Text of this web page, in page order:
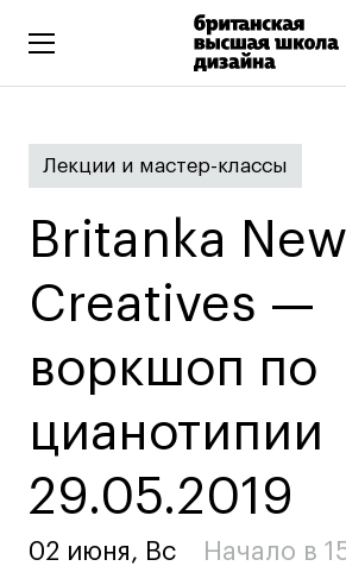
Искусство и дизайн
Бизнес и маркетинг
Все программы
Дополнительное образование
Иллюстрация
Современное искусство
Мода и стиль
Ювелирный дизайн
Лекции и мастер-классы
Britanka New
Creatives —
воркшоп по
цианотипии
29.05.2019
02 июня, Вс Начало в